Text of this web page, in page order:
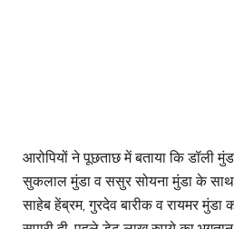
आरोपियों ने पूछताछ में बताया कि डॉली
सुकलाल मुंडा व ससुर सोयना मुंडा के
साहेब हेंब्रम, गुरदेव बारीक व रायमर मुंडा